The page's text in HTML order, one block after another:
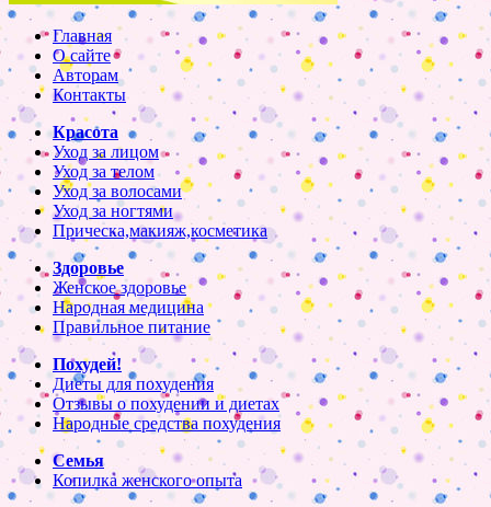
Главная
О сайте
Авторам
Контакты
Красота
Уход за лицом
Уход за телом
Уход за волосами
Уход за ногтями
Прическа,макияж,косметика
Здоровье
Женское здоровье
Народная медицина
Правильное питание
Похудей!
Диеты для похудения
Отзывы о похудении и диетах
Народные средства похудения
Семья
Копилка женского опыта